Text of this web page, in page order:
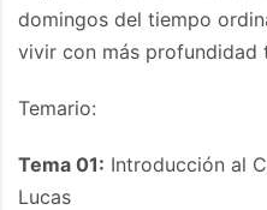
domingos del tiempo
vivir con más profundidad
Temario:
Tema 01: Introducción al
Lucas